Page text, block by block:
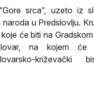
srca”, uzeto iz
u Predslovlju.
će biti na
na kojem će
križevački